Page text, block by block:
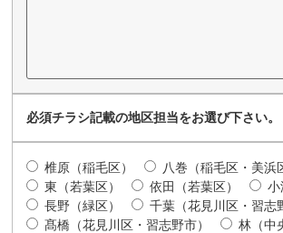
必須チラシ記載の地区担当をお選び下さい。
椎原（稲毛区）
八巻（稲毛区・美浜
東（若葉区）
依田（若葉区）
長野（緑区）
千葉（花見川区・習志
髙橋（花見川区・習志野市）
林（中